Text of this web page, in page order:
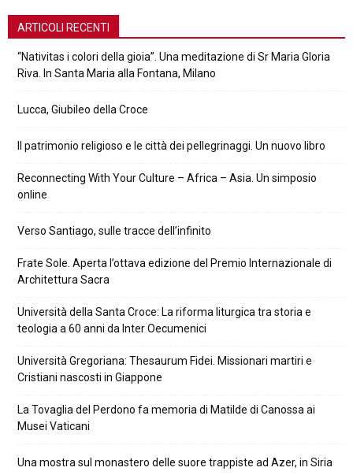
ARTICOLI RECENTI
“Nativitas i colori della gioia”. Una meditazione di Sr Maria Gloria
Riva. In Santa Maria alla Fontana, Milano
Lucca, Giubileo della Croce
Il patrimonio religioso e le città dei pellegrinaggi. Un nuovo libro
Reconnecting With Your Culture – Africa – Asia. Un simposio
online
Verso Santiago, sulle tracce dell’infinito
Frate Sole. Aperta l’ottava edizione del Premio Internazionale di
Architettura Sacra
Università della Santa Croce: La riforma liturgica tra storia e
teologia a 60 anni da Inter Oecumenici
Università Gregoriana: Thesaurum Fidei. Missionari martiri e
Cristiani nascosti in Giappone
La Tovaglia del Perdono fa memoria di Matilde di Canossa ai
Musei Vaticani
Una mostra sul monastero delle suore trappiste ad Azer, in Siria